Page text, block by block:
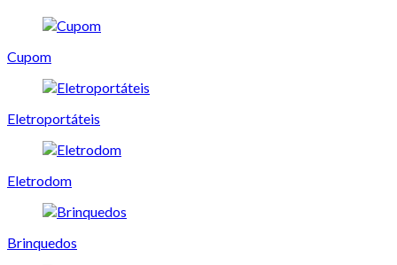
Cupom
Eletroportáteis
Eletrodom
Brinquedos